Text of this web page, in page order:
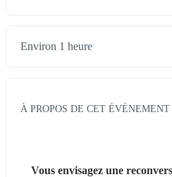
Environ 1 heure
À PROPOS DE CET ÉVÉNEMENT
Vous envisagez une